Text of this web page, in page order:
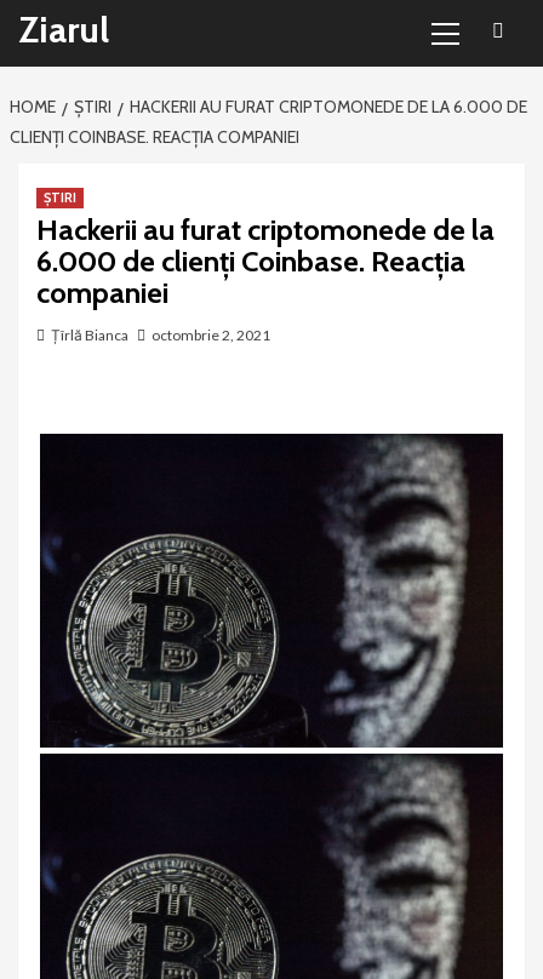
Sari
conținut
Ziarul
Menu
HOME ȘTIRI
HACKERII AU FURAT CRIPTOMONEDE DE LA 6.000 DE
CLIENȚI COINBASE. REACȚIA COMPANIEI
ȘTIRI
Hackerii au furat criptomonede de la
6.000 de clienți Coinbase. Reacția
companiei
Țîrlă Bianca octombrie 2, 2021